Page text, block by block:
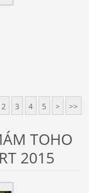
2 3 4 5 > >>
TOHO
2015